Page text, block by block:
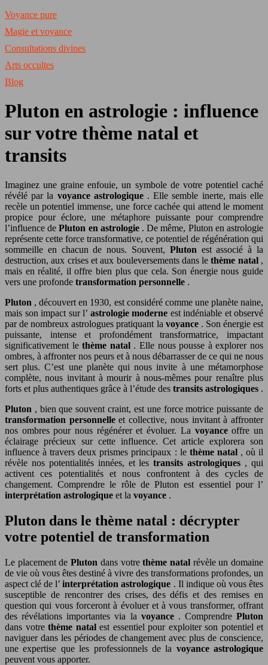
Voyance pure
Magie et voyance
Consultations divines
Arts occultes
Blog
Pluton en astrologie : influence
sur votre thème natal et
transits
Imaginez une graine enfouie, un symbole de votre potentiel caché
révélé par la voyance astrologique . Elle semble inerte, mais elle
recèle un potentiel immense, une force cachée qui attend le moment
propice pour éclore, une métaphore puissante pour comprendre
l’influence dePluton en astrologie . De même, Pluton en astrologie
représente cette force transformative, ce potentiel de régénération qui
sommeille en chacun de nous. Souvent, Pluton est associé à la
destruction, aux crises et aux bouleversements dans lethème natal ,
mais en réalité, il offre bien plus que cela. Son énergie nous guide
vers une profonde transformation personnelle .
Pluton , découvert en 1930, est considéré comme une planète naine,
mais son impact sur l’ astrologie moderne est indéniable et observé
par de nombreux astrologues pratiquant la voyance . Son énergie est
puissante, intense et profondément transformatrice, impactant
significativement lethème natal . Elle nous pousse à explorer nos
ombres, à affronter nos peurs et à nous débarrasser de ce qui ne nous
sert plus. C’est une planète qui nous invite à une métamorphose
complète, nous invitant à mourir à nous-mêmes pour renaître plus
forts et plus authentiques grâce à l’étude des transits astrologiques .
Pluton , bien que souvent craint, est une force motrice puissante de
transformation personnelleet collective, nous invitant à affronter
nos ombres pour nous régénérer et évoluer. La voyanceoffre un
éclairage précieux sur cette influence. Cet article explorera son
influence à travers deux prismes principaux : le thème natal , où il
révèle nos potentialités innées, et lestransits astrologiques , qui
activent ces potentialités et nous confrontent à des cycles de
changement. Comprendre le rôle de Pluton est essentiel pour l’
interprétation astrologique et la voyance .
Pluton dans le thème natal : décrypter
votre potentiel de transformation
Le placement dePluton dans votrethème natal révèle un domaine
de vie où vous êtes destiné à vivre des transformations profondes, un
aspect clé de l’interprétation astrologique . Il indique où vous êtes
susceptible de rencontrer des crises, des défis et des remises en
question qui vous forceront à évoluer et à vous transformer, offrant
des révélations importantes via la voyance . Comprendre Pluton
dans votre thème natal est essentiel pour exploiter son potentiel et
naviguer dans les périodes de changement avec plus de conscience,
une expertise que les professionnels de la voyance astrologique
peuvent vous apporter.